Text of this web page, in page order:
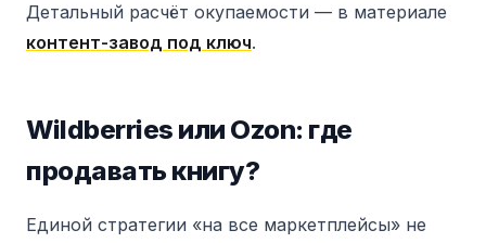
Детальный расчёт окупаемости — в материале
контент-завод под ключ.
Wildberries или Ozon: где
продавать книгу?
Единой стратегии «на все маркетплейсы» не